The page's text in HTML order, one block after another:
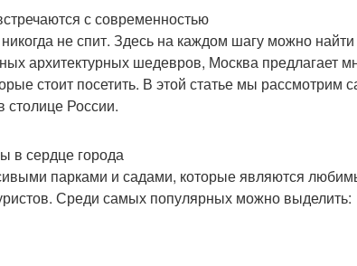
с современностью
не спит. Здесь на каждом шагу можно
архитектурных шедевров, Москва предлагает
стоит посетить. В этой статье мы
столице России.
в сердце города
парками и садами, которые являются
Среди самых популярных можно выделить: